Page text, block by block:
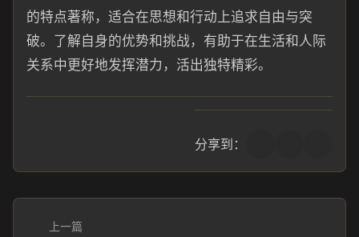
的特点著称，适合在思想和行动上追求自由与突
破。了解自身的优势和挑战，有助于在生活和人际
关系中更好地发挥潜力，活出独特精彩。
分享到：
上一篇